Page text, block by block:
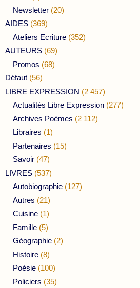
Newsletter (20)
AIDES (369)
Ateliers Ecriture (352)
AUTEURS (69)
Promos (68)
Défaut (56)
LIBRE EXPRESSION (2 457)
Actualités Libre Expression (277)
Archives Poèmes (2 112)
Libraires (1)
Partenaires (15)
Savoir (47)
LIVRES (537)
Autobiographie (127)
Autres (21)
Cuisine (1)
Famille (5)
Géographie (2)
Histoire (8)
Poésie (100)
Policiers (35)